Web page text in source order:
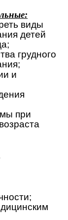
виды
детей
грудного
и
при